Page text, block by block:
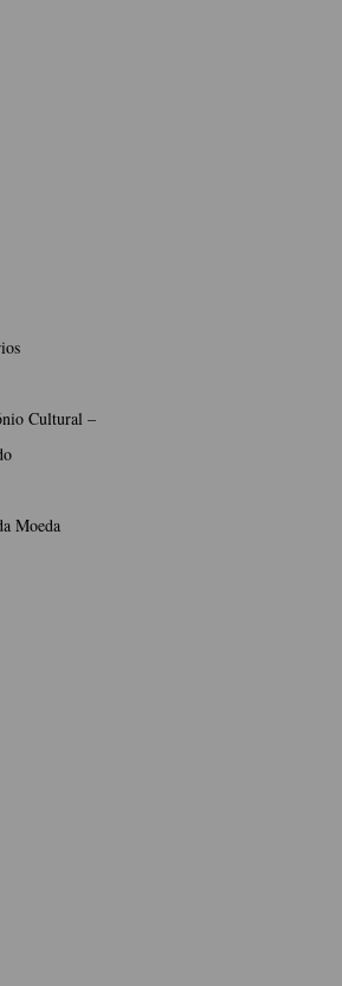
Cultural –
Moeda